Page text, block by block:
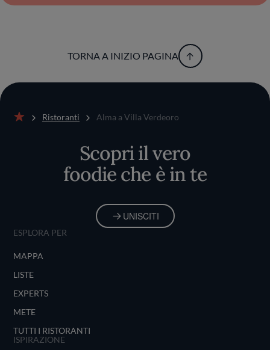
TORNA A INIZIO PAGINA
Ristoranti Alma a Villa Verdeoro
Scopri il vero
foodie che è in te
UNISCITI
ESPLORA PER
MAPPA
LISTE
EXPERTS
METE
TUTTI I RISTORANTI
ISPIRAZIONE